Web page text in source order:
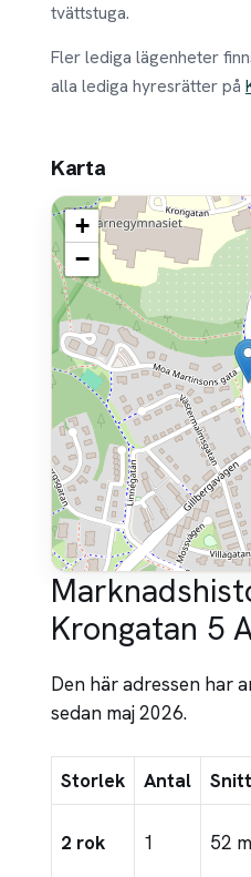
tvättstuga.
Fler lediga lägenheter
alla lediga hyresrätter på
Karta
+
−
Krongatan 5
Den här adressen har
sedan maj 2026.
Storlek Antal
2 rok 1 52